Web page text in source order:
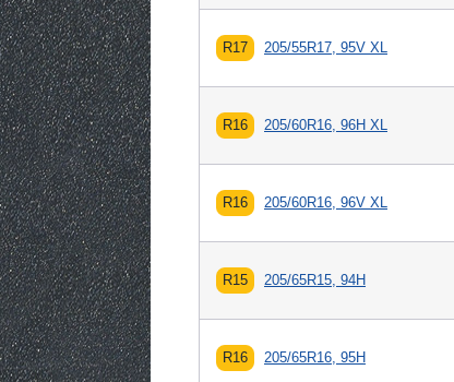
R17 205/55R17, 95V XL
R16 205/60R16, 96H XL
R16 205/60R16, 96V XL
R15 205/65R15, 94H
R16 205/65R16, 95H